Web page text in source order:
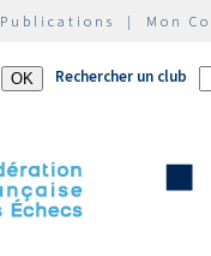
Publications | Mon
Rechercher un club